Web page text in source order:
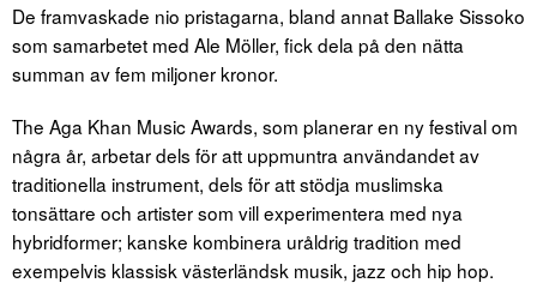
De framvaskade nio pristagarna, bland annat Ballake Sissoko
som samarbetet med Ale Möller, fick dela på den nätta
summan av fem miljoner kronor.
The Aga Khan Music Awards, som planerar en ny festival om
några år, arbetar dels för att uppmuntra användandet av
traditionella instrument, dels för att stödja muslimska
tonsättare och artister som vill experimentera med nya
hybridformer; kanske kombinera uråldrig tradition med
exempelvis klassisk västerländsk musik, jazz och hip hop.